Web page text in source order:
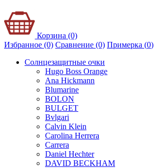
Корзина (0)
Избранное (0) Сравнение (0) Примерка (0)
Солнцезащитные очки
Hugo Boss Orange
Ana Hickmann
Blumarine
BOLON
BULGET
Bvlgari
Calvin Klein
Carolina Herrera
Carrera
Daniel Hechter
DAVID BECKHAM